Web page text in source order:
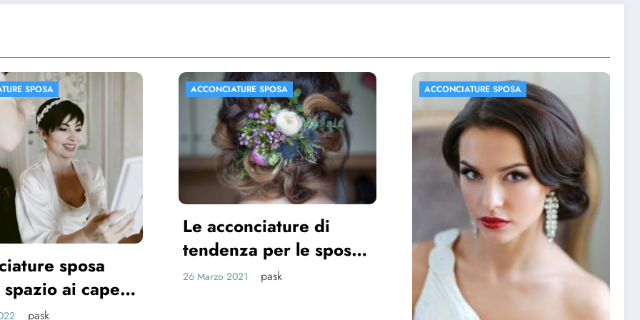
SPOSA
di
per le spose
2021 pask
ACCONCIATURE SPOSA
ACCONCIATURE SPOSA
FOTO MATRIMONIO